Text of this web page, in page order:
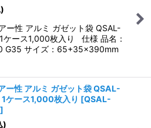
絞り込む
ー性 アルミ ガゼット袋 QSAL-
ース1,000枚入り 仕様 品名：
G35 サイズ：65+35×390mm
ー性 アルミ ガゼット袋 QSAL-
ース1,000枚入り [QSAL-
]
)